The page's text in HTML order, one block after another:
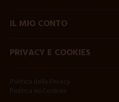
IL MIO CONTO
PRIVACY E COOKIES